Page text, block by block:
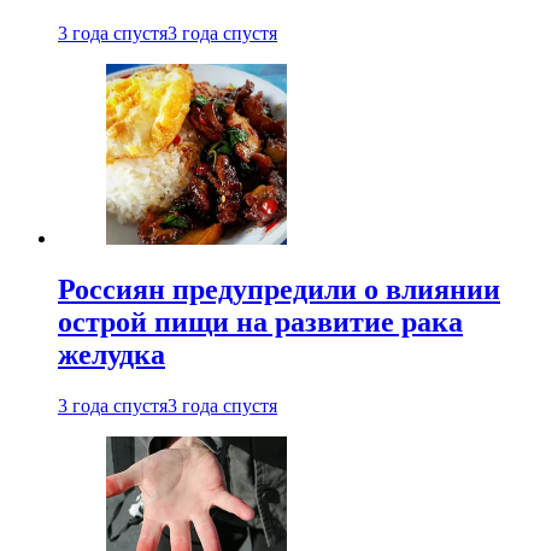
3 года спустя3 года спустя
Россиян предупредили о влиянии
острой пищи на развитие рака
желудка
3 года спустя3 года спустя